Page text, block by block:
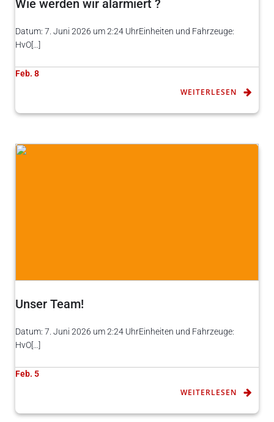
Wie werden wir alarmiert ?
Datum: 7. Juni 2026 um 2:24 UhrEinheiten und Fahrzeuge:
HvO[…]
Feb. 8
WEITERLESEN
Unser Team!
Datum: 7. Juni 2026 um 2:24 UhrEinheiten und Fahrzeuge:
HvO[…]
Feb. 5
WEITERLESEN